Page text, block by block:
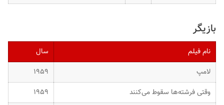
بازیگر
نام فیلم
سال
لامپ
۱۹۵۹
وقتی فرشته‌ها سقوط می‌کنند
۱۹۵۹